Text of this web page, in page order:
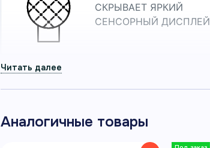
СКРЫВАЕТ ЯРКИЙ
СЕНСОРНЫЙ ДИСПЛЕЙ
Аналогичные товары